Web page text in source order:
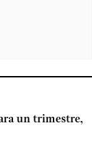
un trimestre,